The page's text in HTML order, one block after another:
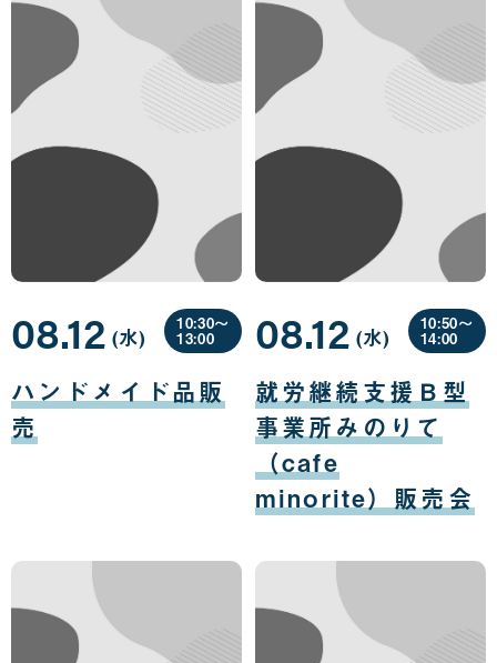
ハンドメイド品販
売
08.12
月
12
日
(水曜
日
)
10:30〜
13:00
就労継続支援Ｂ型
事業所みのりて
（cafe
minorite）販売会
08.12
月
12
日
(水曜
日
)
10:50〜
14:00